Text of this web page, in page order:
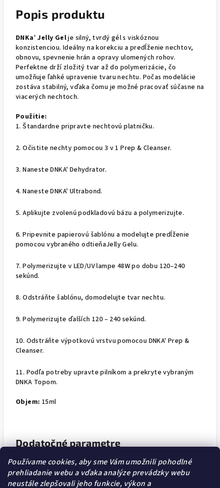
Používame cookies, aby sme Vám umožnili pohodlné
prehliadanie webu a vďaka analýze prevádzky webu
neustále zlepšovali jeho funkcie, výkon a
Popis produktu
DNKa’ Jelly Gelje silný, tvrdý gél s viskóznou
konzistenciou. Ideálny na korekciu a predĺženie nechtov,
obnovu, spevnenie hrán a opravy ulomených rohov.
Perfektne drží zložitý tvar až do polymerizácie, čo
umožňuje ľahké upravenie tvaru nechtu. Počas modelácie
zostáva stabilný, vďaka čomu je možné pracovať súčasne na
viacerých nechtoch.
Použitie:
1. Štandardne pripravte nechtovú platničku.
2. Očistite nechty pomocou 3 v 1 Prep & Cleanser.
3. Naneste DNKA' Dehydrator.
4. Naneste DNKA' Ultrabond.
5. Aplikujte zvolenú podkladovú bázu a polymerizujte.
6. Pripevnite papierovú šablónu a modelujte predĺženie
pomocou vybraného odtieňaJelly Gelu.
7. Polymerizujte v LED/UV lampe 48W po dobu 120–240
sekúnd.
8. Odstráňte šablónu, domodelujte tvar nechtu.
9. Polymerizujte ďalších 120 – 240 sekúnd.
10. Odstráňte výpotkovú vrstvu pomocou DNKA' Prep &
Cleanser.
11. Podľa potreby upravte pilníkom a prekryte vybraným
DNKA Topom.
Objem: 15ml
Dodatočné parametre
Kategória:
JELLY GELY